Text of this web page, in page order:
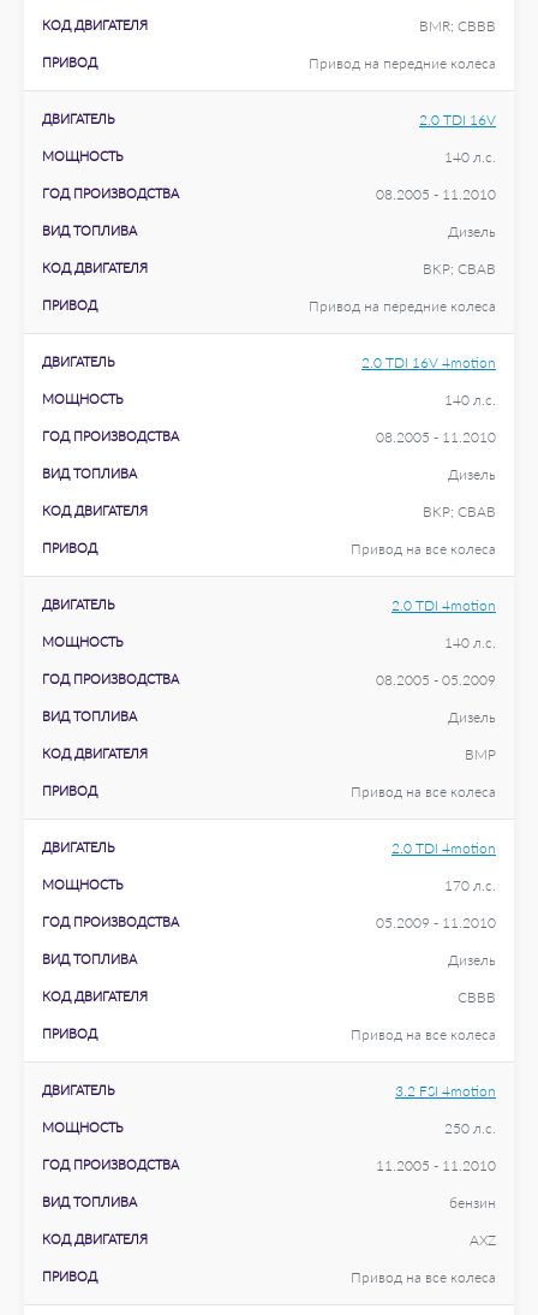
КОД ДВИГАТЕЛЯ BMR; CBBB
ПРИВОД Привод на передние колеса
ДВИГАТЕЛЬ 2.0 TDI 16V
МОЩНОСТЬ 140 л.с.
ГОД ПРОИЗВОДСТВА 08.2005 - 11.2010
ВИД ТОПЛИВА Дизель
КОД ДВИГАТЕЛЯ BKP; CBAB
ПРИВОД Привод на передние колеса
ДВИГАТЕЛЬ 2.0 TDI 16V 4motion
МОЩНОСТЬ 140 л.с.
ГОД ПРОИЗВОДСТВА 08.2005 - 11.2010
ВИД ТОПЛИВА Дизель
КОД ДВИГАТЕЛЯ BKP; CBAB
ПРИВОД Привод на все колеса
ДВИГАТЕЛЬ 2.0 TDI 4motion
МОЩНОСТЬ 140 л.с.
ГОД ПРОИЗВОДСТВА 08.2005 - 05.2009
ВИД ТОПЛИВА Дизель
КОД ДВИГАТЕЛЯ BMP
ПРИВОД Привод на все колеса
ДВИГАТЕЛЬ 2.0 TDI 4motion
МОЩНОСТЬ 170 л.с.
ГОД ПРОИЗВОДСТВА 05.2009 - 11.2010
ВИД ТОПЛИВА Дизель
КОД ДВИГАТЕЛЯ CBBB
ПРИВОД Привод на все колеса
ДВИГАТЕЛЬ 3.2 FSI 4motion
МОЩНОСТЬ 250 л.с.
ГОД ПРОИЗВОДСТВА 11.2005 - 11.2010
ВИД ТОПЛИВА бензин
КОД ДВИГАТЕЛЯ AXZ
ПРИВОД Привод на все колеса